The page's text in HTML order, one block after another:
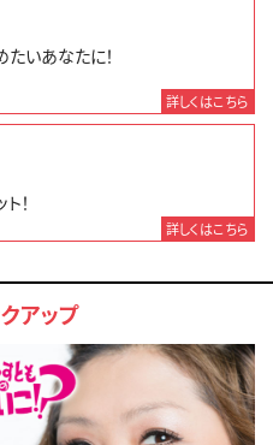
たいあなたに！
詳しくはこちら
！
詳しくはこちら
アップ